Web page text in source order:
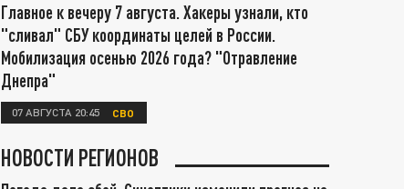
Главное к вечеру 7 августа. Хакеры узнали, кто
"сливал" СБУ координаты целей в России.
Мобилизация осенью 2026 года? "Отравление
Днепра"
07 АВГУСТА 20:45 СВО
НОВОСТИ РЕГИОНОВ